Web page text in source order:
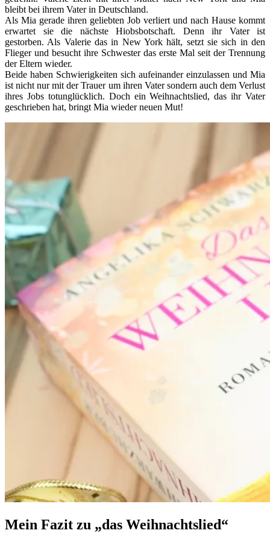
bleibt bei ihrem Vater in Deutschland.
Als Mia gerade ihren geliebten Job verliert und nach Hause kommt
erwartet sie die nächste Hiobsbotschaft. Denn ihr Vater ist
gestorben. Als Valerie das in New York hält, setzt sie sich in den
Flieger und besucht ihre Schwester das erste Mal seit der Trennung
der Eltern wieder.
Beide haben Schwierigkeiten sich aufeinander einzulassen und Mia
ist nicht nur mit der Trauer um ihren Vater sondern auch dem Verlust
ihres Jobs totunglücklich. Doch ein Weihnachtslied, das ihr Vater
geschrieben hat, bringt Mia wieder neuen Mut!
Mein Fazit zu „das Weihnachtslied“